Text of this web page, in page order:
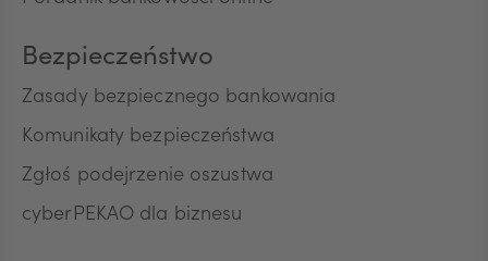
Na podstawie niniejszej zgody mogą być
Pana/Pani danych osobowych: identyfikacyjne,
teleadresowe, dotyczące sytuacji ekonomicznej,
produktów finansowych. Niniejszą zgodę składam
dobrowolnie i oświadczam, że zostałem/am/
Bezpieczeństwo
Zasady bezpiecznego bankowania
Komunikaty bezpieczeństwa
Zgłoś podejrzenie oszustwa
cyberPEKAO dla biznesu